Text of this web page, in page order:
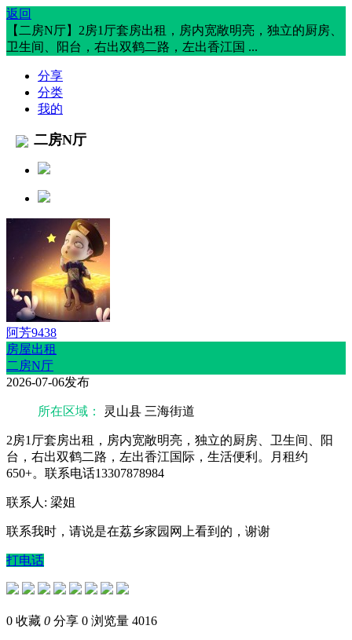
返回
【二房N厅】2房1厅套房出租，房内宽敞明亮，独立的厨房、
卫生间、阳台，右出双鹤二路，左出香江国 ...
分享
分类
我的
二房N厅
阿芳9438
房屋出租
二房N厅
2026-07-06发布
所在区域： 灵山县 三海街道
2房1厅套房出租，房内宽敞明亮，独立的厨房、卫生间、阳
台，右出双鹤二路，左出香江国际，生活便利。月租约
650+。联系电话13307878984
联系人: 梁姐
联系我时，请说是在荔乡家园网上看到的，谢谢
打电话
0 收藏 0 分享 0 浏览量 4016